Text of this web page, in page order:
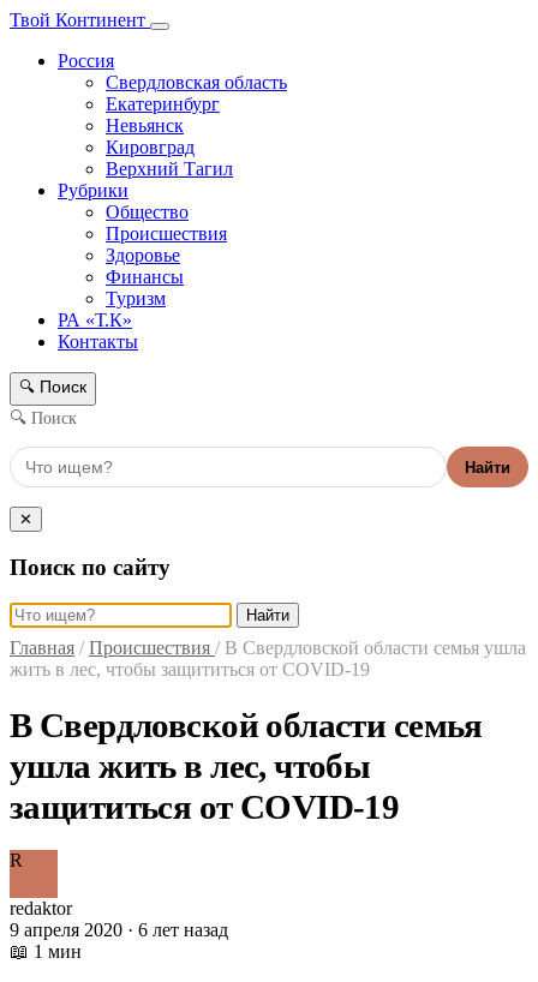
Твой Континент
Россия
Свердловская область
Екатеринбург
Невьянск
Кировград
Верхний Тагил
Рубрики
Общество
Происшествия
Здоровье
Финансы
Туризм
РА «Т.К»
Контакты
🔍 Поиск
🔍 Поиск
Найти
✕
Поиск по сайту
Найти
Главная / Происшествия / В Свердловской области семья ушла
жить в лес, чтобы защититься от COVID-19
В Свердловской области семья
ушла жить в лес, чтобы
защититься от COVID-19
R
redaktor
9 апреля 2020 · 6 лет назад
📖 1 мин